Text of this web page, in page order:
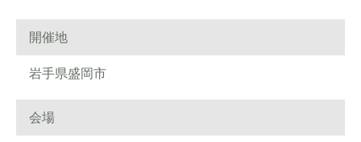
開催地
岩手県盛岡市
会場